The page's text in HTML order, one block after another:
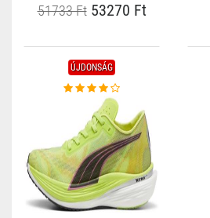
51733 Ft53270 Ft
ÚJDONSÁG